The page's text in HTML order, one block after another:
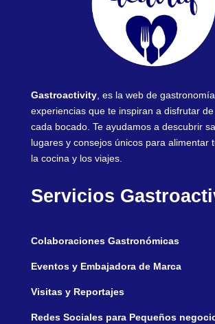
Gastroactivity, es la web de
experiencias que te inspiran a disfrutar de
cada bocado. Te ayudamos a descubrir
lugares y consejos únicos para alimentar
la cocina y los viajes.
Servicios
Colaboraciones Gastronómicas
Eventos y Embajadora de Marca
Visitas y Reportajes
Redes Sociales para Pequeños